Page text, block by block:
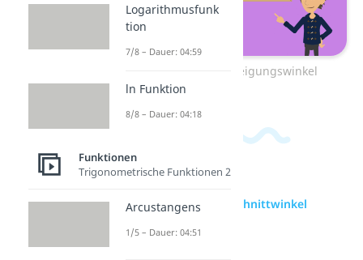
Zum Video: Steigungswinkel
zur Videoseite: Schnittwinkel
Logarithmusfunk
tion
7/8 – Dauer: 04:59
ln Funktion
8/8 – Dauer: 04:18
Funktionen
Trigonometrische Funktionen 2
Arcustangens
1/5 – Dauer: 04:51